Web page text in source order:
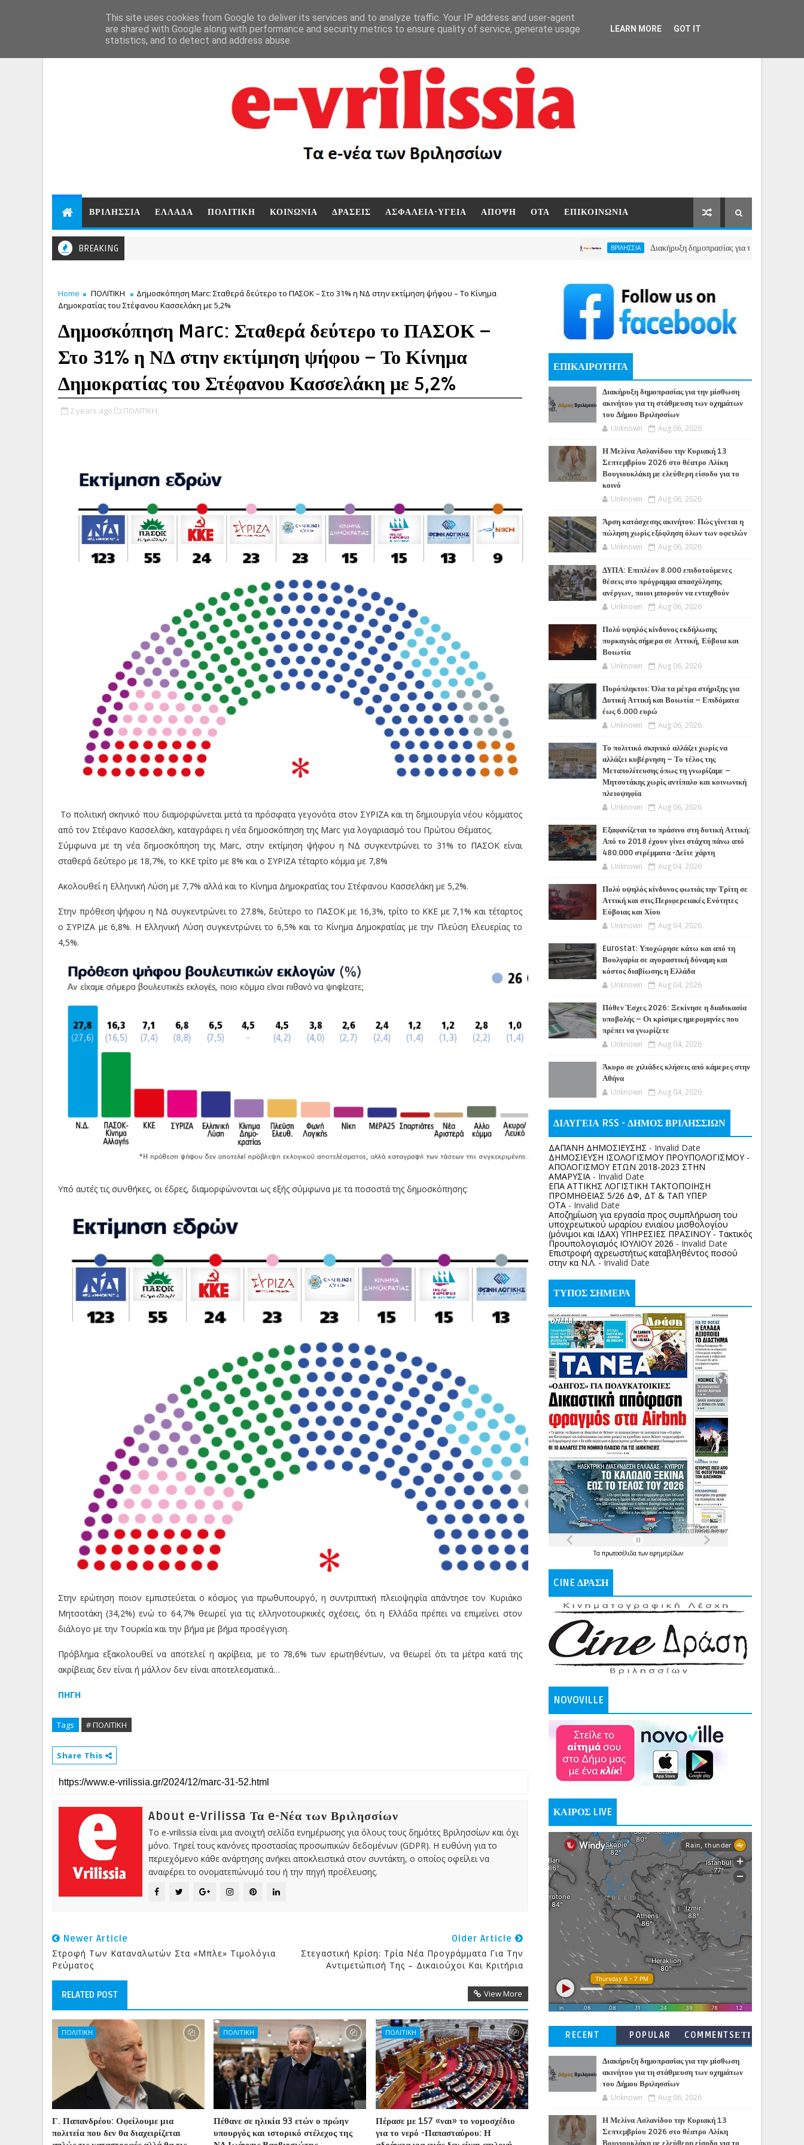
ΒΡΙΛΗΣΣΙΑ ΕΛΛΑΔΑ ΠΟΛΙΤΙΚΗ ΚΟΙΝΩΝΙΑ ΔΡΑΣΕΙΣ ΑΣΦΑΛΕΙΑ-ΥΓΕΙΑ ΑΠΟΨΗ ΟΤΑ ΕΠΙΚΟΙΝΩΝΙΑ
BREAKING ΒΡΙΛΗΣΣΙΑ Διακήρυξη δημοπρασίας για την μίσθωση ακινήτου
Home ΠΟΛΙΤΙΚΗ
Δημοσκόπηση Marc: Σταθερά δεύτερο το ΠΑΣΟΚ – Στο 31% η ΝΔ στην εκτίμηση ψήφου – Το Κίνημα
Δημοκρατίας του Στέφανου Κασσελάκη με 5,2%
Δημοσκόπηση Marc: Σταθερά δεύτερο το ΠΑΣΟΚ –
Στο 31% η ΝΔ στην εκτίμηση ψήφου – Το Κίνημα
Δημοκρατίας του Στέφανου Κασσελάκη με 5,2%
2 years ago ΠΟΛΙΤΙΚΗ,
Το πολιτική σκηνικό που διαμορφώνεται μετά τα πρόσφατα γεγονότα στον ΣΥΡΙΖΑ και τη δημιουργία νέου κόμματος
από τον Στέφανο Κασσελάκη, καταγράφει η νέα δημοσκόπηση της Marc για λογαριασμό του Πρώτου Θέματος.
Σύμφωνα με τη νέα δημοσκόπηση της Marc, στην εκτίμηση ψήφου η ΝΔ συγκεντρώνει το 31% το ΠΑΣΟΚ είναι
σταθερά δεύτερο με 18,7%, το ΚΚΕ τρίτο με 8% και ο ΣΥΡΙΖΑ τέταρτο κόμμα με 7,8%
Ακολουθεί η Ελληνική Λύση με 7,7% αλλά και το Κίνημα Δημοκρατίας του Στέφανου Κασσελάκη με 5,2%.
Στην πρόθεση ψήφου η ΝΔ συγκεντρώνει το 27.8%, δεύτερο το ΠΑΣΟΚ με 16,3%, τρίτο το ΚΚΕ με 7,1% και τέταρτος
ο ΣΥΡΙΖΑ με 6,8%. Η Ελληνική Λύση συγκεντρώνει το 6,5% και το Κίνημα Δημοκρατίας με την Πλεύση Ελευερίας το
4,5%.
Υπό αυτές τις συνθήκες, οι έδρες, διαμορφώνονται ως εξής σύμφωνα με τα ποσοστά της δημοσκόπησης:
Στην ερώτηση ποιον εμπιστεύεται ο κόσμος για πρωθυπουργό, η συντριπτική πλειοψηφία απάντησε τον Κυριάκο
Μητσοτάκη (34,2%) ενώ το 64,7% θεωρεί για τις ελληνοτουρκικές σχέσεις, ότι η Ελλάδα πρέπει να επιμείνει στον
διάλογο με την Τουρκία και την βήμα με βήμα προσέγγιση.
Πρόβλημα εξακολουθεί να αποτελεί η ακρίβεια, με το 78,6% των ερωτηθέντων, να θεωρεί ότι τα μέτρα κατά της
ακρίβειας δεν είναι ή μάλλον δεν είναι αποτελεσματικά…
ΠΗΓΗ
Tags # ΠΟΛΙΤΙΚΗ
Share This
About e-Vrilissa Τα e-Νέα των Βριλησσίων
Το e-vrilissia είναι μια ανοιχτή σελίδα ενημέρωσης για όλους τους δημότες Βριλησσίων και όχι
μόνο. Τηρεί τους κανόνες προστασίας προσωπικών δεδομένων (GDPR). Η ευθύνη για το
περιεχόμενο κάθε ανάρτησης ανήκει αποκλειστικά στον συντάκτη, ο οποίος οφείλει να
αναφέρει το ονοματεπώνυμό του ή την πηγή προέλευσης.
Newer Article
Στροφή Των Καταναλωτών Στα «μπλε» Τιμολόγια
Ρεύματος
Older Article
Στεγαστική Κρίση: Τρία Νέα Προγράμματα Για Την
Αντιμετώπισή Της – Δικαιούχοι Και Κριτήρια
RELATED POST View More
ΠΟΛΙΤΙΚΗ
Γ. Παπανδρέου: Οφείλουμε μια
πολιτεία που δεν θα διαχειρίζεται
ΠΟΛΙΤΙΚΗ
Πέθανε σε ηλικία 93 ετών ο πρώην
υπουργός και ιστορικό στέλεχος της
ΠΟΛΙΤΙΚΗ
Πέρασε με 157 «ναι» το νομοσχέδιο
για το νερό -Παπασταύρου: Η
ΕΠΙΚΑΙΡΟΤΗΤΑ
Διακήρυξη δημοπρασίας για την μίσθωση
ακινήτου για τη στάθμευση των οχημάτων
του Δήμου Βριλησσίων
Unknown Aug 06, 2026
Η Μελίνα Ασλανίδου την Kυριακή 13
Σεπτεμβρίου 2026 στο θέατρο Αλίκη
Βουγιουκλάκη με ελεύθερη είσοδο για το
κοινό
Unknown Aug 06, 2026
Άρση κατάσχεσης ακινήτου: Πώς γίνεται η
πώληση χωρίς εξόφληση όλων των οφειλών
Unknown Aug 06, 2026
ΔΥΠΑ: Επιπλέον 8.000 επιδοτούμενες
θέσεις στο πρόγραμμα απασχόλησης
ανέργων, ποιοι μπορούν να ενταχθούν
Unknown Aug 06, 2026
Πολύ υψηλός κίνδυνος εκδήλωσης
πυρκαγιάς σήμερα σε Αττική, Εύβοια και
Βοιωτία
Unknown Aug 06, 2026
Πυρόπληκτοι: Όλα τα μέτρα στήριξης για
Δυτική Αττική και Βοιωτία – Επιδόματα
έως 6.000 ευρώ
Unknown Aug 06, 2026
Το πολιτικό σκηνικό αλλάζει χωρίς να
αλλάζει κυβέρνηση – Το τέλος της
Μεταπολίτευσης όπως τη γνωρίζαμε –
Μητσοτάκης χωρίς αντίπαλο και κοινωνική
πλειοψηφία
Unknown Aug 06, 2026
Εξαφανίζεται το πράσινο στη δυτική Αττική:
Από το 2018 έχουν γίνει στάχτη πάνω από
480.000 στρέμματα -Δείτε χάρτη
Unknown Aug 04, 2026
Πολύ υψηλός κίνδυνος φωτιάς την Τρίτη σε
Αττική και στις Περιφερειακές Ενότητες
Εύβοιας και Χίου
Unknown Aug 04, 2026
Eurostat: Υποχώρησε κάτω και από τη
Βουλγαρία σε αγοραστική δύναμη και
κόστος διαβίωσης η Ελλάδα
Unknown Aug 04, 2026
Πόθεν Έσχες 2026: Ξεκίνησε η διαδικασία
υποβολής – Οι κρίσιμες ημερομηνίες που
πρέπει να γνωρίζετε
Unknown Aug 04, 2026
Άκυρο σε χιλιάδες κλήσεις από κάμερες στην
Αθήνα
Unknown Aug 04, 2026
ΔΙΑΥΓΕΙΑ RSS - ΔΗΜΟΣ ΒΡΙΛΗΣΣΙΩΝ
ΔΑΠΑΝΗ ΔΗΜΟΣΙΕΥΣΗΣ - Invalid Date
ΔΗΜΟΣΙΕΥΣΗ ΙΣΟΛΟΓΙΣΜΟΥ ΠΡΟΫΠΟΛΟΓΙΣΜΟΥ -
ΑΠΟΛΟΓΙΣΜΟΥ ΕΤΩΝ 2018-2023 ΣΤΗΝ
ΑΜΑΡΥΣΙΑ - Invalid Date
ΕΠΑ ΑΤΤΙΚΗΣ ΛΟΓΙΣΤΙΚΗ ΤΑΚΤΟΠΟΙΗΣΗ
ΠΡΟΜΗΘΕΙΑΣ 5/26 ΔΦ, ΔΤ & ΤΑΠ ΥΠΕΡ
ΟΤΑ - Invalid Date
Αποζημίωση για εργασία προς συμπλήρωση του
υποχρεωτικού ωραρίου ενιαίου μισθολογίου
(μόνιμοι και ΙΔΑΧ) ΥΠΗΡΕΣΙΕΣ ΠΡΑΣΙΝΟΥ - Τακτικός
Προυπολογισμός ΙΟΥΛΙΟΥ 2026 - Invalid Date
Επιστροφή αχρεωστήτως καταβληθέντος ποσoύ
στην κα Ν.Λ. - Invalid Date
ΤΥΠΟΣ ΣΗΜΕΡΑ
Τα πρωτοσέλιδατων εφημερίδων
CINE ΔΡΑΣΗ
NOVOVILLE
ΚΑΙΡΟΣ LIVE
RECENT POPULAR
COMMENTSΕΤΙ
Διακήρυξη δημοπρασίας για την μίσθωση
ακινήτου για τη στάθμευση των οχημάτων
του Δήμου Βριλησσίων
Unknown Aug 06, 2026
Η Μελίνα Ασλανίδου την Kυριακή 13
Σεπτεμβρίου 2026 στο θέατρο Αλίκη
This site uses cookies from Google to deliver its services and to analyze traffic. Your IP address and user-agent
are shared with Google along with performance and security metrics to ensure quality of service, generate usage
statistics, and to detect and address abuse.
LEARN MORE GOT IT